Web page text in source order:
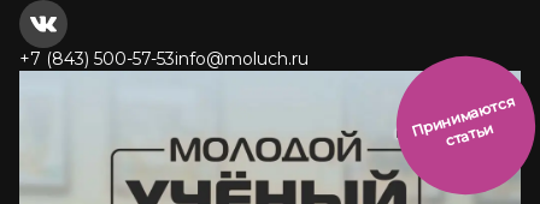
+7 (843) 500-57-53info@moluch.ru
П
р
и
н
и
м
а
ют
с
я
ст
ать
и